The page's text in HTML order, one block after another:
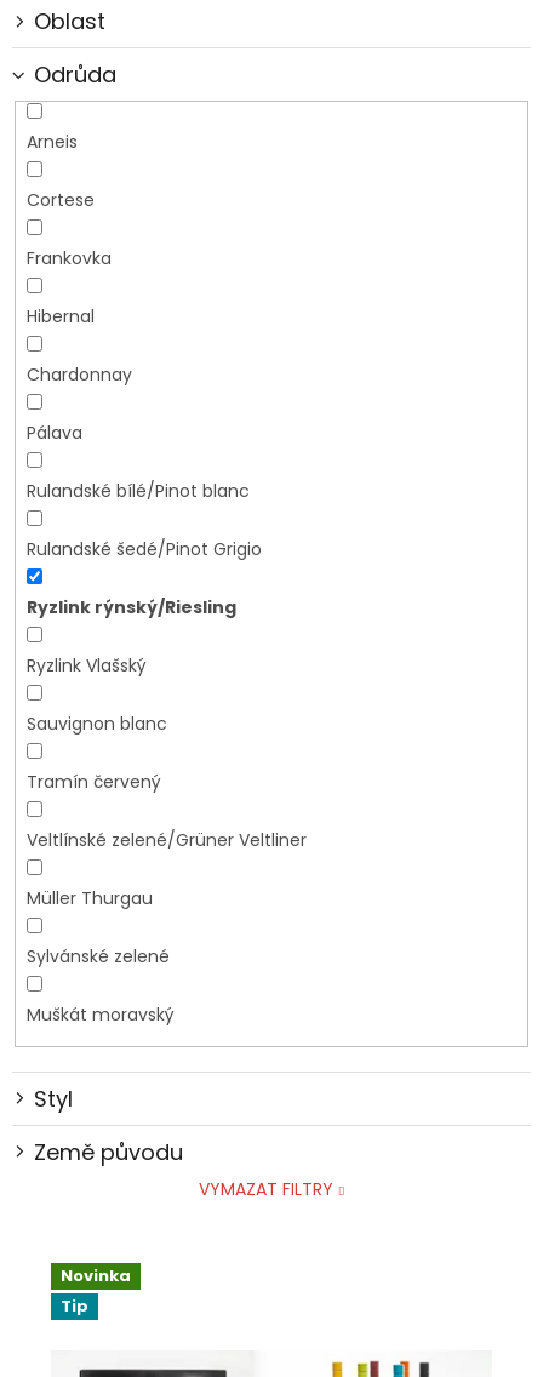
Oblast
Odrůda
Arneis
Cortese
Frankovka
Hibernal
Chardonnay
Pálava
Rulandské bílé/Pinot blanc
Rulandské šedé/Pinot Grigio
Ryzlink rýnský/Riesling
Ryzlink Vlašský
Sauvignon blanc
Tramín červený
Veltlínské zelené/Grüner Veltliner
Müller Thurgau
Sylvánské zelené
Muškát moravský
Styl
Země původu
VYMAZAT FILTRY
Novinka
Tip